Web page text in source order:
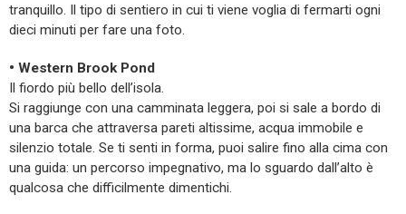
tranquillo. Il tipo di sentiero in cui ti viene voglia di fermarti ogni
dieci minuti per fare una foto.
• Western Brook Pond
Il fiordo più bello dell’isola.
Si raggiunge con una camminata leggera, poi si sale a bordo di
una barca che attraversa pareti altissime, acqua immobile e
silenzio totale. Se ti senti in forma, puoi salire fino alla cima con
una guida: un percorso impegnativo, ma lo sguardo dall’alto è
qualcosa che difficilmente dimentichi.